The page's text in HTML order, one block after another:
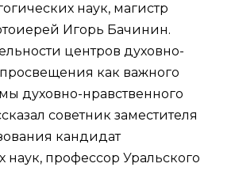
наук, магистр
Игорь Бачинин.
центров духовно-
как важного
духовно-нравственного
советник заместителя
кандидат
наук, профессор Уральского